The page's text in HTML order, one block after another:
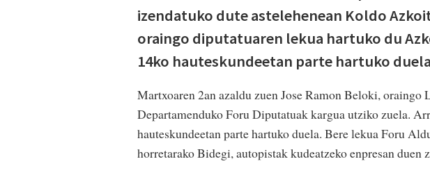
izendatuko dute astelehenean Koldo
oraingo diputatuaren lekua hartuko du
14ko hauteskundeetan parte hartuko
Martxoaren 2an azaldu zuen Jose Ramon Beloki, oraingo
Departamenduko Foru Diputatuak kargua utziko zuela.
hauteskundeetan parte hartuko duela. Bere lekua Foru
horretarako Bidegi, autopistak kudeatzeko enpresan duen